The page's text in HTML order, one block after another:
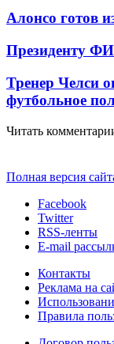
Алонсо готов
Президенту
Тренер Челси
футбольное
Читать
Полная версия
Facebook
Twitter
RSS-ленты
E-mail
Контакты
Реклама на
Правила